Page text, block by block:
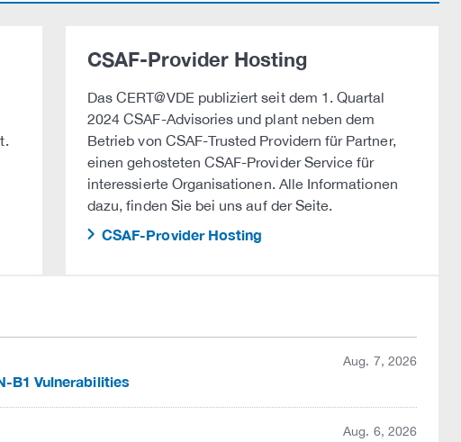
CSAF-Provider Hosting
Das CERT@VDE publiziert seit dem 1. Quartal
2024 CSAF-Advisories und plant neben dem
Betrieb von CSAF-Trusted Providern für Partner,
einen gehosteten CSAF-Provider Service für
interessierte Organisationen. Alle Informationen
dazu, finden Sie bei uns auf der Seite.
CSAF-Provider Hosting
Aug. 7, 2026
B1 Vulnerabilities
Aug. 6, 2026